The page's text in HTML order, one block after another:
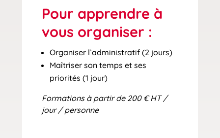
Pour apprendre à
vous organiser :
Organiser l’administratif (2 jours)
Maîtriser son temps et ses
priorités (1 jour)
Formations à partir de 200 € HT /
jour / personne